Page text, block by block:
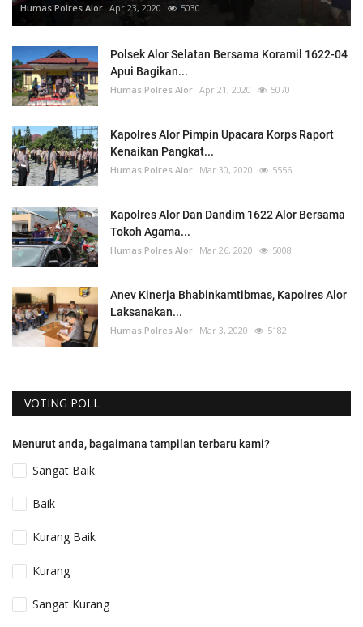
Humas Polres Alor Apr 23, 2020 5030
Polsek Alor Selatan Bersama Koramil 1622-04
Apui Bagikan...
Humas Polres Alor Apr 21, 2020 5070
Kapolres Alor Pimpin Upacara Korps Raport
Kenaikan Pangkat...
Humas Polres Alor Mar 30, 2020 5556
Kapolres Alor Dan Dandim 1622 Alor Bersama
Tokoh Agama...
Humas Polres Alor Mar 26, 2020 5008
Anev Kinerja Bhabinkamtibmas, Kapolres Alor
Laksanakan...
Humas Polres Alor Mar 3, 2020 5182
VOTING POLL
Menurut anda, bagaimana tampilan terbaru kami?
Sangat Baik
Baik
Kurang Baik
Kurang
Sangat Kurang